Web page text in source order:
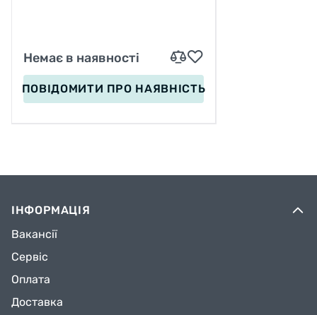
Немає в наявності
ПОВІДОМИТИ ПРО НАЯВНІСТЬ
ІНФОРМАЦІЯ
Вакансії
Сервіс
Оплата
Доставка